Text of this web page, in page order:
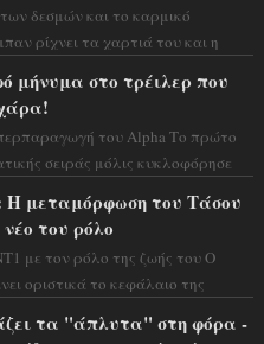
δεσμών και το καρμικό
ρίχνει τα χαρτιά του και η
μήνυμα στο τρέιλερ που
του Alpha Το πρώτο
σειράς μόλις κυκλοφόρησε
Η μεταμόρφωση του Τάσου
του ρόλο
με τον ρόλο της ζωής του Ο
οριστικά το κεφάλαιο της
τα "άπλυτα" στη φόρα -